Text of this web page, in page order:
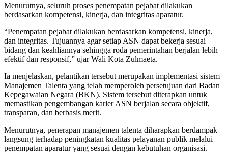
Menurutnya, seluruh proses penempatan pejabat dilakukan
berdasarkan kompetensi, kinerja, dan integritas aparatur.
“Penempatan pejabat dilakukan berdasarkan kompetensi, kinerja,
dan integritas. Tujuannya agar setiap ASN dapat bekerja sesuai
bidang dan keahliannya sehingga roda pemerintahan berjalan lebih
efektif dan responsif,” ujar Wali Kota Zulmaeta.
Ia menjelaskan, pelantikan tersebut merupakan implementasi sistem
Manajemen Talenta yang telah memperoleh persetujuan dari Badan
Kepegawaian Negara (BKN). Sistem tersebut diterapkan untuk
memastikan pengembangan karier ASN berjalan secara objektif,
transparan, dan berbasis merit.
Menurutnya, penerapan manajemen talenta diharapkan berdampak
langsung terhadap peningkatan kualitas pelayanan publik melalui
penempatan aparatur yang sesuai dengan kebutuhan organisasi.